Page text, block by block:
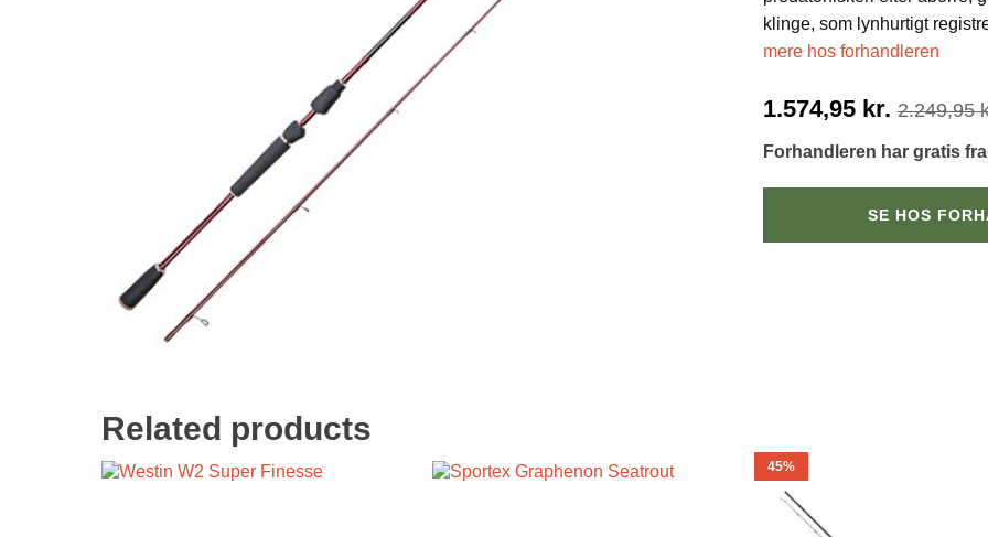
klinge, som lynhurtigt
mere hos forhandleren
2.249,95
1.574,95 kr.
Forhandleren har gratis
SE HOS
Related products
45%